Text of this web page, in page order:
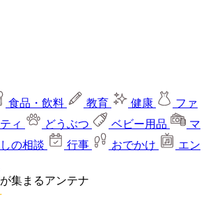
食品・飲料 教育 健康
ファ
ィ どうぶつ ベビー用品
マ
の相談 行事 おでかけ
エン
集まるアンテナ